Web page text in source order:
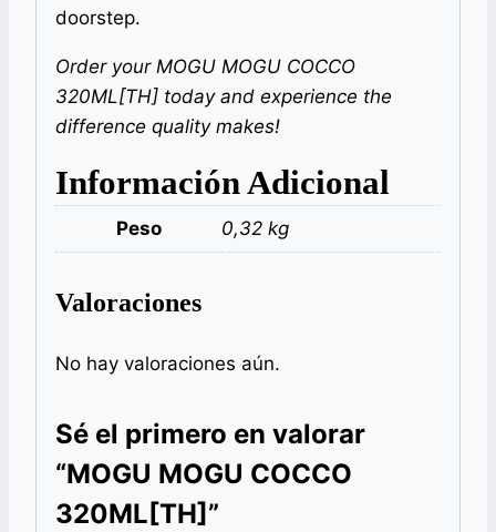
doorstep.
Order your MOGU MOGU COCCO
320ML[TH] today and experience the
difference quality makes!
Información Adicional
Peso 0,32 kg
Valoraciones
No hay valoraciones aún.
Sé el primero en valorar
“MOGU MOGU COCCO
320ML[TH]”